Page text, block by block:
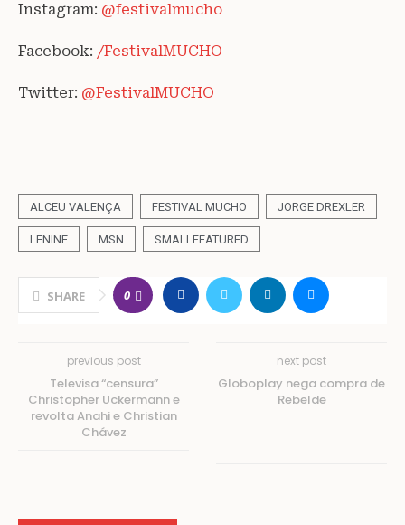
Instagram: @festivalmucho
Facebook: /FestivalMUCHO
Twitter: @FestivalMUCHO
ALCEU VALENÇA FESTIVAL MUCHO JORGE DREXLER
LENINE MSN SMALLFEATURED
SHARE 0
previous post
Televisa “censura”
Christopher Uckermann e
revolta Anahi e Christian
Chávez
next post
Globoplay nega compra de
Rebelde